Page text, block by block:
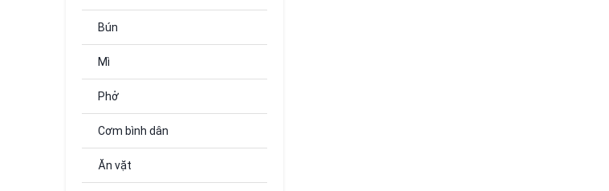
Bún
Mì
Phở
Cơm bình dân
Ăn vặt